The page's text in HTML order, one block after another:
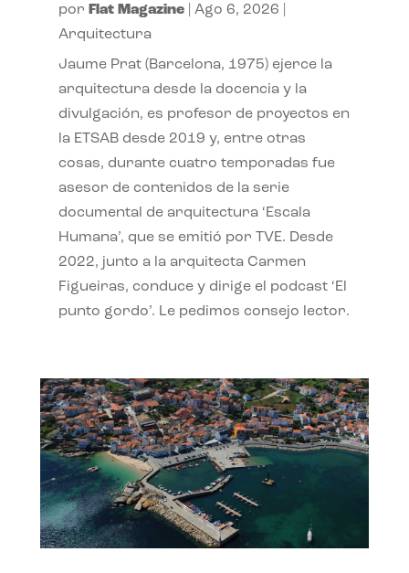
por Flat Magazine| Ago 6, 2026
Arquitectura
Jaume Prat (Barcelona, 1975) ejerce la
arquitectura desde la docencia y la
divulgación, es profesor de proyectos en
la ETSAB desde 2019 y, entre otras
cosas, durante cuatro temporadas fue
asesor de contenidos de la serie
documental de arquitectura ‘Escala
Humana’, que se emitió por TVE. Desde
2022, junto a la arquitecta Carmen
Figueiras, conduce y dirige el podcast ‘El
punto gordo’. Le pedimos consejo lector.